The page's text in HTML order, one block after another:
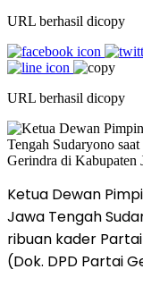
URL berhasil dicopy
URL berhasil dicopy
Ketua Dewan
Jawa Tengah
ribuan kader
(Dok. DPD Partai